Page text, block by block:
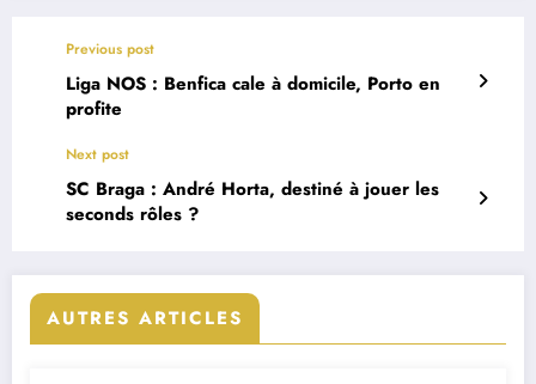
Previous post
Liga NOS : Benfica cale à domicile, Porto en
profite
Next post
SC Braga : André Horta, destiné à jouer les
seconds rôles ?
AUTRES ARTICLES